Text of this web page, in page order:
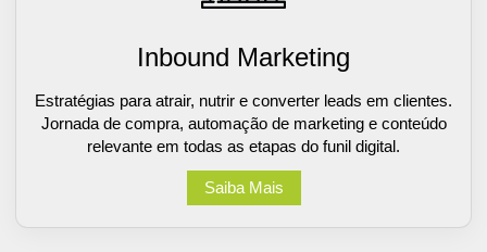
Inbound Marketing
Estratégias para atrair, nutrir e converter leads em clientes.
Jornada de compra, automação de marketing e conteúdo
relevante em todas as etapas do funil digital.
Saiba Mais